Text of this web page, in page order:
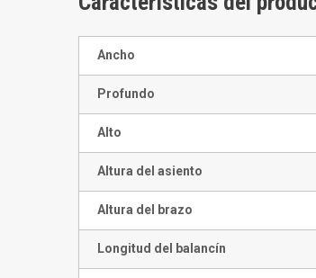
Ancho
Profundo
Alto
Altura del asiento
Altura del brazo
Longitud del balancín